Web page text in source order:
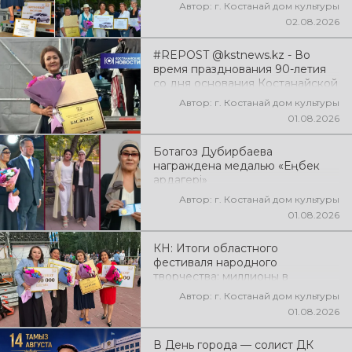
Автор: г. Костанай дом культуры
02.08.2026
#REPOST @kstnews.kz - Во
время празднования 90-летия
со дня основания Костанайской
области подвели итоги 38-го
фестиваля самодеятельного
Автор: г. Костанай дом культуры
01.08.2026
Ботагоз Дубирбаева
награждена медалью «Еңбек
ардагері»
Автор: г. Костанай дом культуры
01.08.2026
КН: Итоги областного
фестиваля народного
творчества: миллионы в
культуруАвтор: г. Костанай дом культуры
01.08.2026
В День города — солист ДК